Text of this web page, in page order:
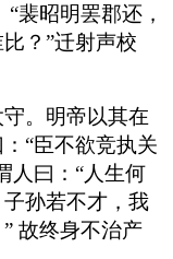
裴昭明罢郡还，
？”迁射声校
。明帝以其在
“臣不欲竞执关
人曰：“人生何
孙若不才，我
故终身不治产